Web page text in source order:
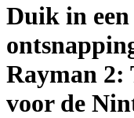
Duik in een
Rayman 2:
voor de